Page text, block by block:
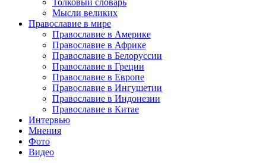
Толковый словарь
Мысли великих
Православие в мире
Православие в Америке
Православие в Африке
Православие в Белоруссии
Православие в Греции
Православие в Европе
Православие в Ингушетии
Православие в Индонезии
Православие в Китае
Интервью
Мнения
Фото
Видео